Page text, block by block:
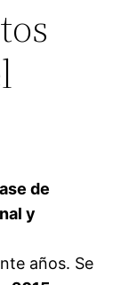
de
y
años. Se